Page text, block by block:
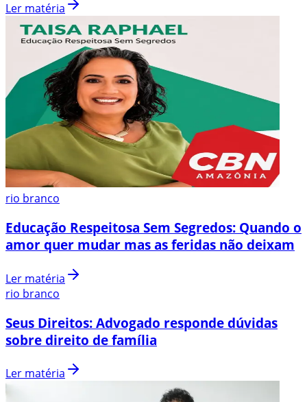
Ler matéria
rio branco
Educação Respeitosa Sem Segredos: Quando o
amor quer mudar mas as feridas não deixam
Ler matéria
rio branco
Seus Direitos: Advogado responde dúvidas
sobre direito de família
Ler matéria